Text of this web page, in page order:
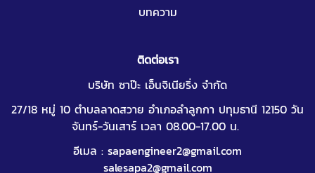
บทความ
ติดต่อเรา
บริษัท ซาป๊ะ เอ็นจิเนียริ่ง จำกัด
27/18 หมู่ 10 ตำบลลาดสวาย อำเภอลำลูกกา ปทุมธานี 12150 วัน
จันทร์-วันเสาร์ เวลา 08.00-17.00 น.
อีเมล : sapaengineer2@gmail.com
salesapa2@gmail.com